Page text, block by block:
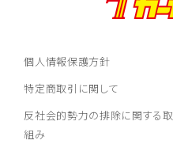
個人情報保護方針
特定商取引に関して
反社会的勢力の排除に関する取
組み